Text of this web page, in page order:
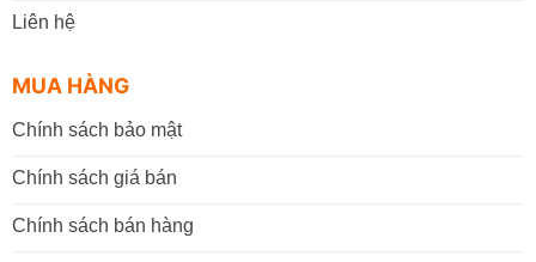
Liên hệ
MUA HÀNG
Chính sách bảo mật
Chính sách giá bán
Chính sách bán hàng